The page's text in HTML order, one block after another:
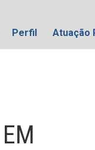
Perfil Atuação